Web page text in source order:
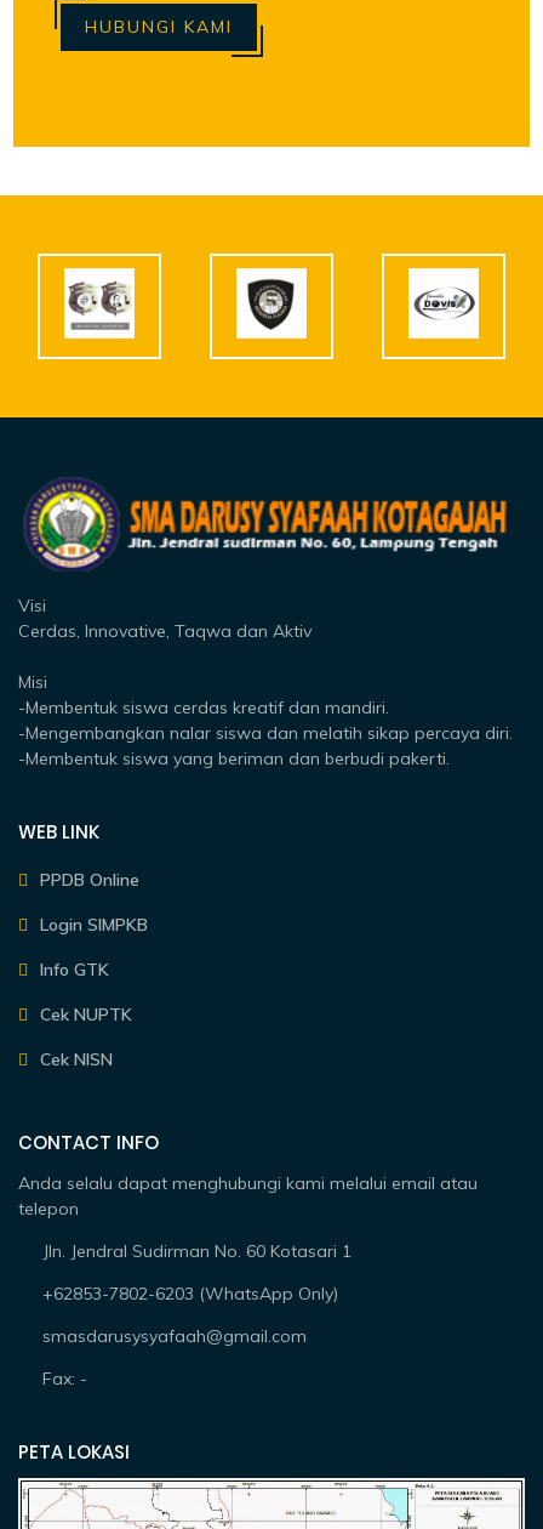
HUBUNGI KAMI
Visi
Cerdas, Innovative, Taqwa dan Aktiv
Misi
-Membentuk siswa cerdas kreatif dan mandiri.
-Mengembangkan nalar siswa dan melatih sikap percaya diri.
-Membentuk siswa yang beriman dan berbudi pakerti.
WEB LINK
PPDB Online
Login SIMPKB
Info GTK
Cek NUPTK
Cek NISN
CONTACT INFO
Anda selalu dapat menghubungi kami melalui email atau
telepon
Jln. Jendral Sudirman No. 60 Kotasari 1
+62853-7802-6203 (WhatsApp Only)
smasdarusysyafaah@gmail.com
Fax: -
PETA LOKASI